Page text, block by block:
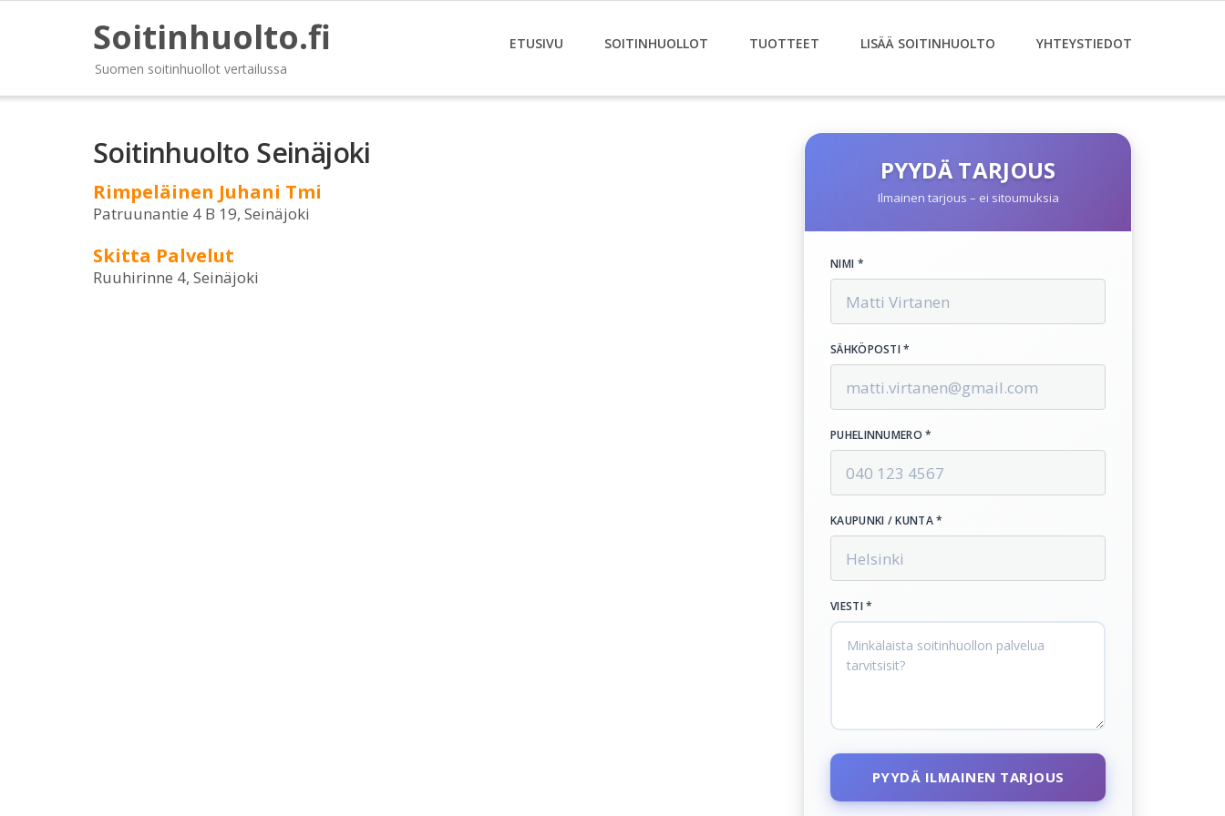
Soitinhuolto.fi
Suomen soitinhuollot vertailussa
ETUSIVU SOITINHUOLLOT TUOTTEET LISÄÄ SOITINHUOLTO YHTEYSTIEDOT
Soitinhuolto Seinäjoki
Rimpeläinen Juhani Tmi
Patruunantie 4 B 19, Seinäjoki
Skitta Palvelut
Ruuhirinne 4, Seinäjoki
PYYDÄ TARJOUS
Ilmainen tarjous – ei sitoumuksia
NIMI *
SÄHKÖPOSTI *
PUHELINNUMERO *
KAUPUNKI / KUNTA *
VIESTI *
PYYDÄ ILMAINEN TARJOUS